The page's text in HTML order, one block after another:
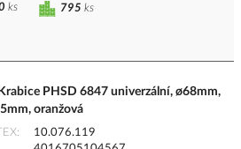
795 ks
ks
PHSD 6847 univerzální, ø68mm,
oranžová
10.076.119